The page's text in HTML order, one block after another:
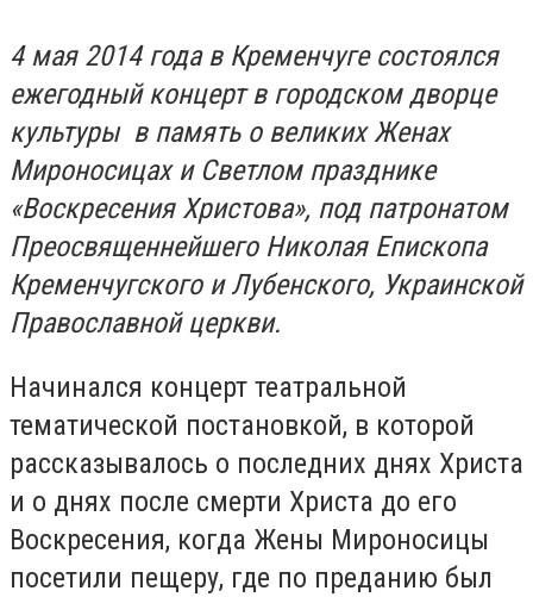
4 мая 2014 года в Кременчуге состоялся
ежегодный концерт в городском дворце
культуры в память о великих Женах
Мироносицах и Светлом празднике
«Воскресения Христова», под патронатом
Преосвященнейшего Николая Епископа
Кременчугского и Лубенского, Украинской
Православной церкви.
Начинался концерт театральной
тематической постановкой, в которой
рассказывалось о последних днях Христа
и о днях после смерти Христа до его
Воскресения, когда Жены Мироносицы
посетили пещеру, где по преданию был